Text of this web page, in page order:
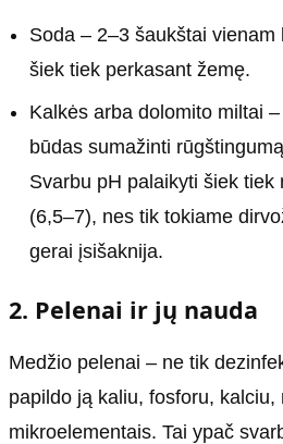
Soda – 2–3 šaukštai
šiek tiek perkasant žemę.
Kalkės arba dolomito miltai
būdas sumažinti
Svarbu pH palaikyti šiek tiek
(6,5–7), nes tik tokiame
gerai įsišaknija.
2. Pelenai ir jų nauda
Medžio pelenai – ne tik
papildo ją kaliu, fosforu, kalciu,
mikroelementais. Tai ypač